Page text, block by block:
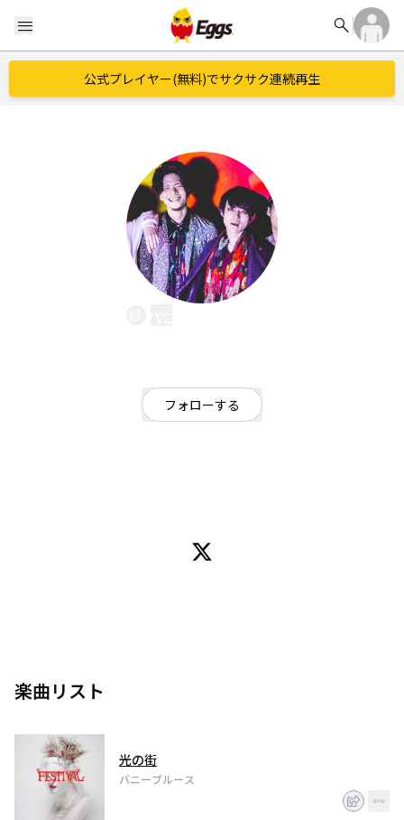
menu search
公式プレイヤー(無料)でサクサク連続再生
フォローする
楽曲リスト
光の街
バニーブルース